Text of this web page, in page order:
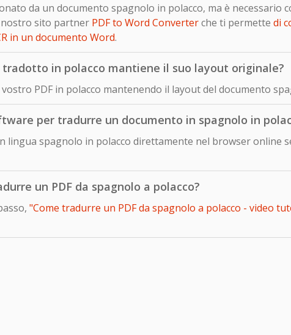
da un documento spagnolo in polacco, ma è necessario
sito partner PDF to Word Converterche ti permette di
in un documento Word.
tradotto in polacco mantiene il suo layout originale?
PDF in polacco mantenendo il layout del documento
per tradurre un documento in spagnolo in
lingua spagnolo in polacco direttamente nel browser online
un PDF da spagnolo a polacco?
"Come tradurre un PDF da spagnolo a polacco - video